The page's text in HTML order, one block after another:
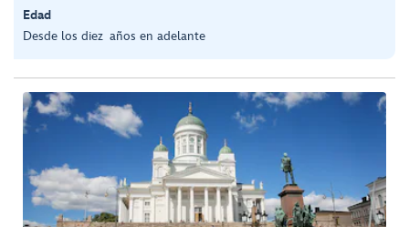
Edad
Desde los diez años en adelante